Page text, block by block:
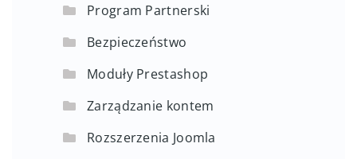
Program Partnerski
Bezpieczeństwo
Moduły Prestashop
Zarządzanie kontem
Rozszerzenia Joomla